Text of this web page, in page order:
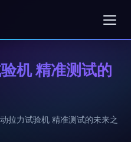
机 精准测试的
拉力试验机 精准测试的未来之